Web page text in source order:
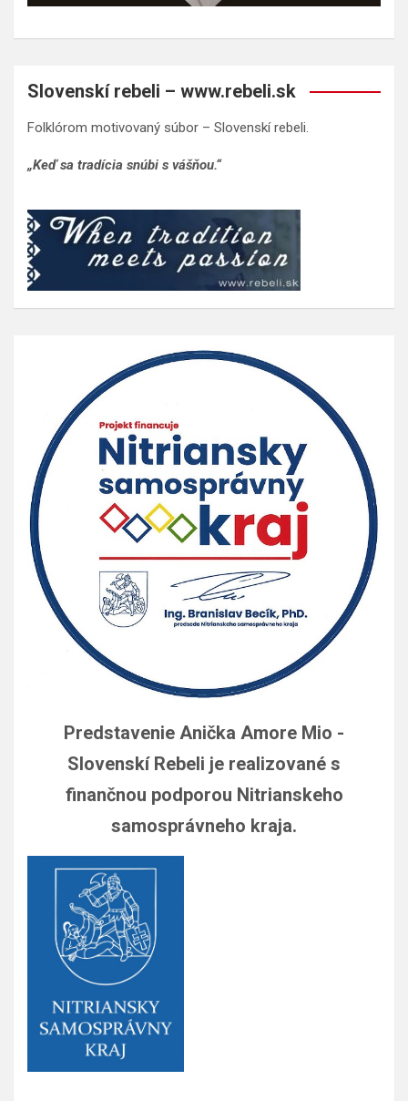
Slovenskí rebeli – www.rebeli.sk
Folklórom motivovaný súbor – Slovenskí rebeli.
„Keď sa tradícia snúbi s vášňou.“
Predstavenie Anička Amore Mio -
Slovenskí Rebeli je realizované s
finančnou podporou Nitrianskeho
samosprávneho kraja.